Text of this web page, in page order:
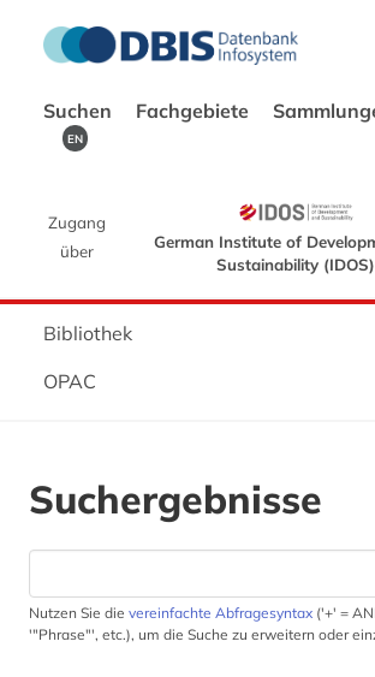
Suchen Fachgebiete
EN
Zugang
über
German Institute of
Sustainability (IDOS)
Bibliothek
OPAC
Suchergebnisse
Nutzen Sie die vereinfachte Abfragesyntax ('+' =
'"Phrase"', etc.), um die Suche zu erweitern oder